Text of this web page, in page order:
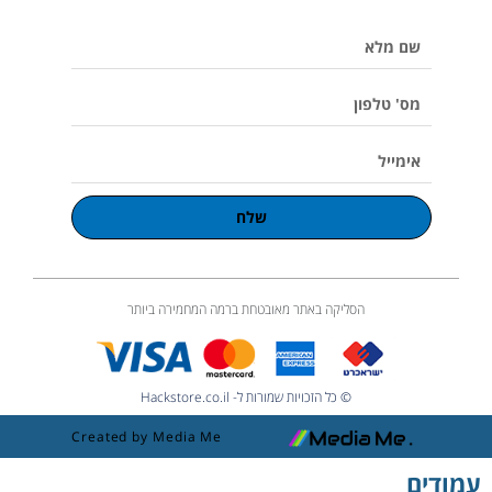
m
מלא
טלפון
שלח
הסליקה באתר מאובטחת ברמה המחמירה ביותר
© כל הזכויות שמורות ל- Hackstore.co.il
Created by Media Me
עמודים